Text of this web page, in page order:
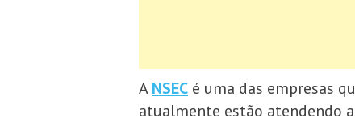
ANSEC é uma das empresas
atualmente estão atendendo